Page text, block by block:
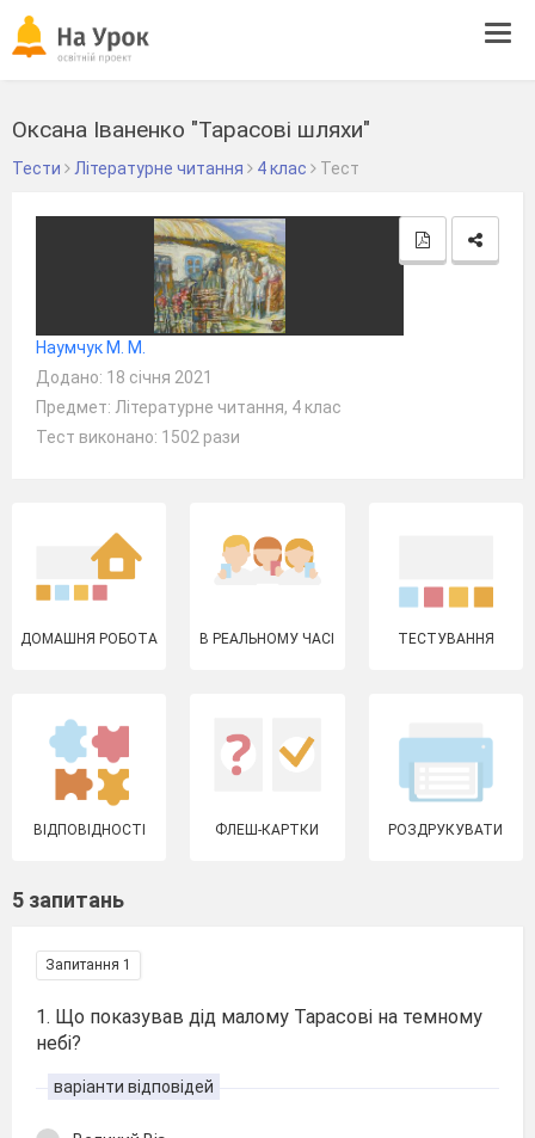
Оксана Іваненко "Тарасові шляхи"
Тести Літературне читання 4 клас Тест
Наумчук М. М.
Додано: 18 січня 2021
Предмет: Літературне читання, 4 клас
Тест виконано: 1502 рази
ДОМАШНЯ РОБОТА В РЕАЛЬНОМУ ЧАСІ ТЕСТУВАННЯ
ВІДПОВІДНОСТІ ФЛЕШ-КАРТКИ РОЗДРУКУВАТИ
5 запитань
Запитання 1
1. Що показував дід малому Тарасові на темному
небі?
варіанти відповідей